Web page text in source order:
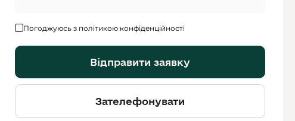
Погоджуюсь з політикою конфіденційності
Відправити заявку
Зателефонувати